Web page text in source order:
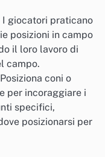
I giocatori praticano
posizioni in campo
il loro lavoro di
campo.
Posiziona coni o
per incoraggiare i
specifici,
posizionarsi per